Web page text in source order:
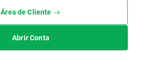
Área de Cliente
Abrir Conta